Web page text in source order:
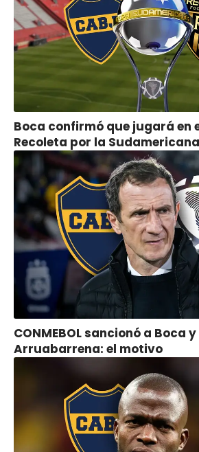
Boca confirmó que jugará en
Recoleta por la Sudamericana
CONMEBOL sancionó a Boca
Arruabarrena: el motivo